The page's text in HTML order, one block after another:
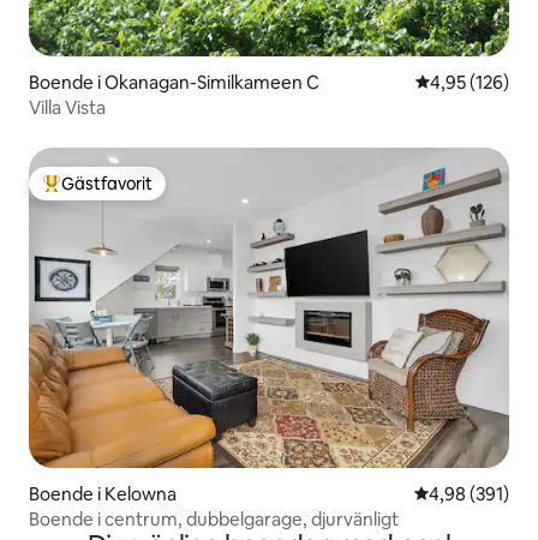
Boende i Okanagan-Similkameen C 4,95 av 5 i
4,95 (126)
Villa Vista
Populär gästfavorit
Gästfavorit
Boende i Kelowna 4,98 av 5 i
4,98 (391)
Boende i centrum, dubbelgarage, djurvänligt